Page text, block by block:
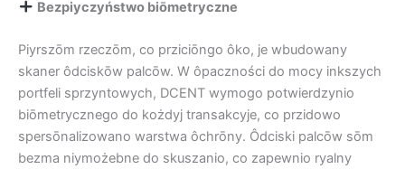
Bezpiyczyństwo biōmetryczne
Piyrszōm rzeczōm, co prziciōngo ôko, je wbudowany
skaner ôdciskōw palcōw. W ôpaczności do mocy inkszych
portfeli sprzyntowych, DCENT wymogo potwierdzynio
biōmetrycznego do kożdyj transakcyje, co przidowo
spersōnalizowano warstwa ôchrōny. Ôdciski palcōw sōm
bezma niymożebne do skuszanio, co zapewnio ryalny